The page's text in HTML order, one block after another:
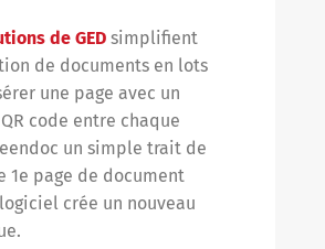
de GED simplifient
de documents en lots
une page avec un
code entre chaque
un simple trait de
1e page de document
crée un nouveau